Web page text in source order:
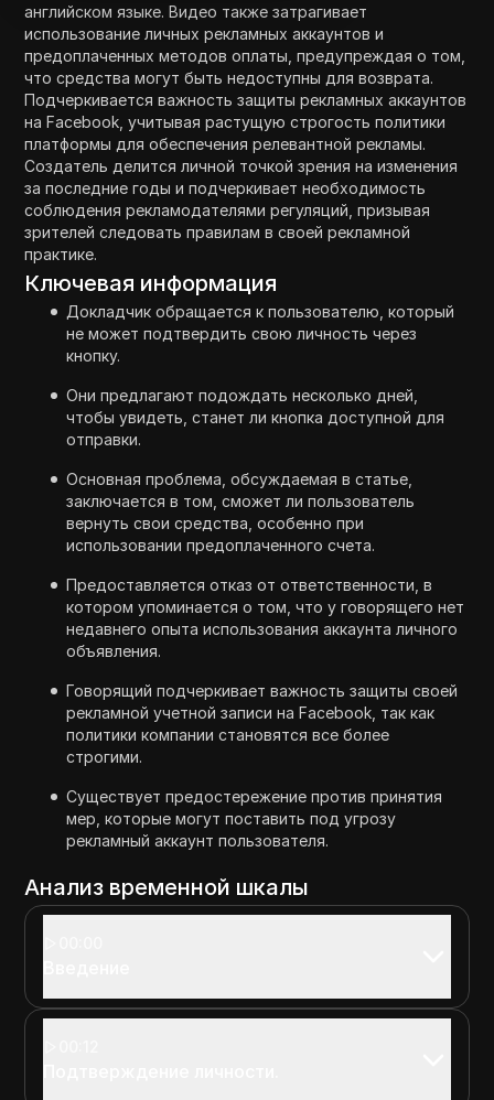
английском языке. Видео также затрагивает
использование личных рекламных аккаунтов и
предоплаченных методов оплаты, предупреждая о том,
что средства могут быть недоступны для возврата.
Подчеркивается важность защиты рекламных аккаунтов
на Facebook, учитывая растущую строгость политики
платформы для обеспечения релевантной рекламы.
Создатель делится личной точкой зрения на изменения
за последние годы и подчеркивает необходимость
соблюдения рекламодателями регуляций, призывая
зрителей следовать правилам в своей рекламной
практике.
Ключевая информация
Докладчик обращается к пользователю, который
не может подтвердить свою личность через
кнопку.
Они предлагают подождать несколько дней,
чтобы увидеть, станет ли кнопка доступной для
отправки.
Основная проблема, обсуждаемая в статье,
заключается в том, сможет ли пользователь
вернуть свои средства, особенно при
использовании предоплаченного счета.
Предоставляется отказ от ответственности, в
котором упоминается о том, что у говорящего нет
недавнего опыта использования аккаунта личного
объявления.
Говорящий подчеркивает важность защиты своей
рекламной учетной записи на Facebook, так как
политики компании становятся все более
строгими.
Существует предостережение против принятия
мер, которые могут поставить под угрозу
рекламный аккаунт пользователя.
Анализ временной шкалы